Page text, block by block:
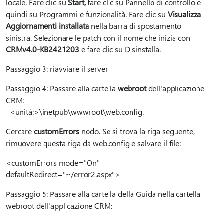
locale. Fare clic su Start,fare clic su Pannello di controllo e
quindi su Programmi e funzionalità. Fare clic su Visualizza
Aggiornamenti installata nella barra di spostamento
sinistra. Selezionare le patch con il nome che inizia con
CRMv4.0-KB2421203 e fare clic su Disinstalla.
Passaggio 3: riavviare il server.
Passaggio 4: Passare alla cartella webrootdell'applicazione
CRM:
<unità:>\inetpub\wwwroot\web.config.
CercarecustomErrors nodo. Se si trova la riga seguente,
rimuovere questa riga da web.config e salvare il file:
<customErrors mode="On"
defaultRedirect="~/error2.aspx">
Passaggio 5: Passare alla cartella della Guida nella cartella
webroot dell'applicazione CRM: